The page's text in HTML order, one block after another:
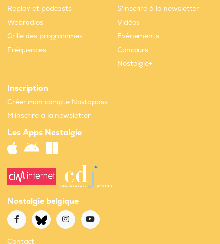
Replay et podcasts
Webradios
Grille des programmes
Fréquences
S'inscrire à la newsletter
Vidéos
Evènements
Concours
Nostalgie+
Inscription
Créer mon compte Nostapass
M'inscrire à la newsletter
Les Apps Nostalgie
Nostalgie belgique
Contact